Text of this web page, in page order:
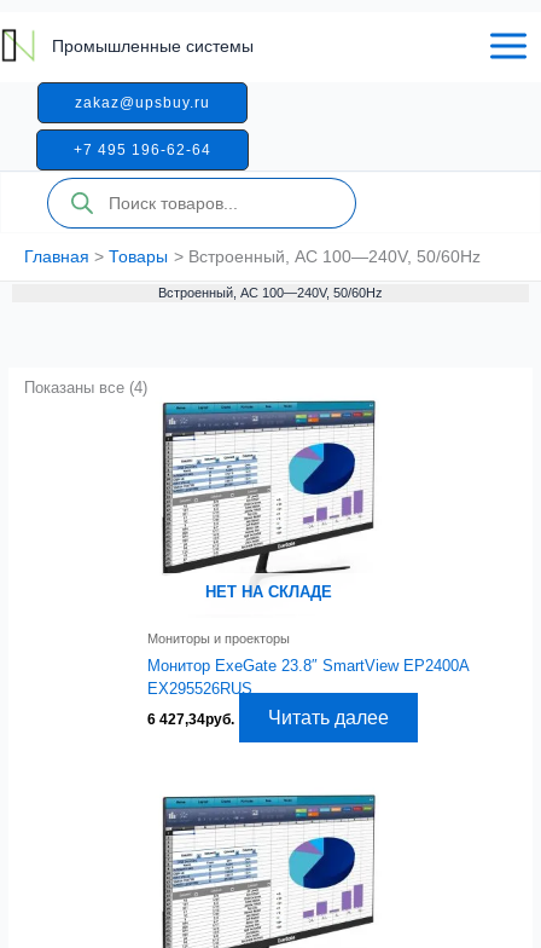
к
содержимому
Промышленные системы
zakaz@upsbuy.ru
+7 495 196-62-64
Поиск
товаров
Главная Товары Встроенный, AC 100—240V, 50/60Hz
Встроенный, AC 100—240V, 50/60Hz
Показаны все (4)
НЕТ НА СКЛАДЕ
Мониторы и проекторы
Монитор ExeGate 23.8″ SmartView EP2400A
EX295526RUS
6 427,34руб. Читать далее